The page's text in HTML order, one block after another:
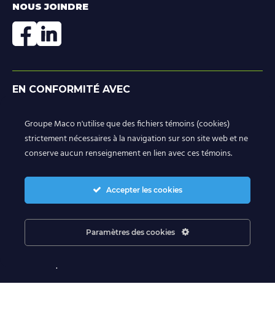
NOUS JOINDRE
EN CONFORMITÉ AVEC
© GROUPE MACO. Tous droits réservés
Groupe Maco n'utilise que des fichiers témoins (cookies)
strictement nécessaires à la navigation sur son site web et ne
conserve aucun renseignement en lien avec ces témoins.
Accepter les cookies
Paramètres des cookies